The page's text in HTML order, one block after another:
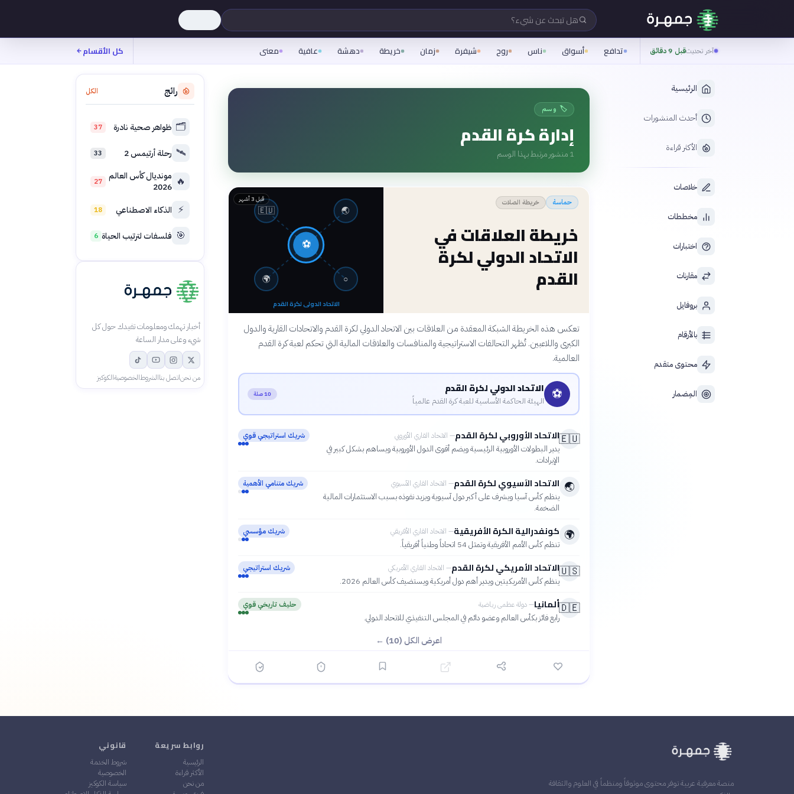
هل تبحث عن شيء؟
آخر تحديثقبل 9 دقائق تدافع أسواق ناس روح شيفرة زمان خريطة دهشة عافية معنى كل الأقسام
الرئيسية
أحدث المنشورات
الأكثر قراءة
خلاصات
مخططات
اختبارات
مقارنات
بروفايل
بالأرقام
محتوى متقدم
المِضمار
🏷️ وسم
إدارة كرة القدم
1 منشور مرتبط بهذا الوسم
حماسة خريطة الصلات
خريطة العلاقات في
الاتحاد الدولي لكرة
القدم
قبل 3 أشهر
🇪🇺 🌏
🌍 ○
⚽
الاتحاد الدولي لكرة القدم
تعكس هذه الخريطة الشبكة المعقدة من العلاقات بين الاتحاد الدولي لكرة القدم والاتحادات القارية والدول
الكبرى واللاعبين. تُظهر التحالفات الاستراتيجية والمنافسات والعلاقات المالية التي تحكم لعبة كرة القدم
العالمية.
⚽ الاتحاد الدولي لكرة القدم
الهيئة الحاكمة الأساسية للعبة كرة القدم عالمياً
10 صلة
🇪🇺الاتحاد الأوروبي لكرة القدم— الاتحاد القاري الأوروبي
يدير البطولات الأوروبية الرئيسية ويضم أقوى الدول الأوروبية ويساهم بشكل كبير في
الإيرادات.
شريك استراتيجي قوي
🌏 الاتحاد الآسيوي لكرة القدم— الاتحاد القاري الآسيوي
ينظم كأس آسيا ويشرف على أكبر دول آسيوية ويزيد نفوذه بسبب الاستثمارات المالية
الضخمة.
شريك متنامي الأهمية
🌍 كونفدرالية الكرة الأفريقية— الاتحاد القاري الأفريقي
تنظم كأس الأمم الأفريقية وتمثل 54 اتحاداً وطنياً أفريقياً.
شريك مؤسسي
🇺🇸الاتحاد الأمريكي لكرة القدم— الاتحاد القاري الأمريكي
ينظم كأس الأمريكيتين ويدير أهم دول أمريكية ويستضيف كأس العالم 2026.
شريك استراتيجي
🇩🇪ألمانيا—دولة عظمى رياضية
رابع فائز بكأس العالم وعضو دائم في المجلس التنفيذي للاتحاد الدولي.
حليف تاريخي قوي
اعرض الكل (10) ←
رائج الكل
🗂️ ظواهر صحية نادرة 37
🛰️ رحلة أرتيمس 2 33
🔥 مونديال كأس العالم
2026
27
⚡ الذكاء الاصطناعي 18
🎯 فلسفات لترتيب الحياة 6
أخبار تهمك ومعلومات تفيدك حول كل
شيء وعلى مدار الساعة
من نحناتصل بناالشروطالخصوصيةالكوكيز
منصة معرفية عربية توفر محتوى موثوقاً ومنظماً في العلوم والثقافة
روابط سريعة
الرئيسية
الأكثر قراءة
من نحن
قانوني
شروط الخدمة
الخصوصية
سياسة الكوكيز